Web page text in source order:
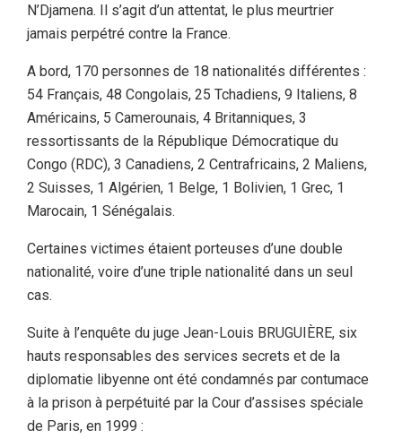
N’Djamena. Il s’agit d’un attentat, le plus meurtrier
jamais perpétré contre la France.
A bord, 170 personnes de 18 nationalités différentes :
54 Français, 48 Congolais, 25 Tchadiens, 9 Italiens, 8
Américains, 5 Camerounais, 4 Britanniques, 3
ressortissants de la République Démocratique du
Congo (RDC), 3 Canadiens, 2 Centrafricains, 2 Maliens,
2 Suisses, 1 Algérien, 1 Belge, 1 Bolivien, 1 Grec, 1
Marocain, 1 Sénégalais.
Certaines victimes étaient porteuses d’une double
nationalité, voire d’une triple nationalité dans un seul
cas.
Suite à l’enquête du juge Jean-Louis BRUGUIÈRE, six
hauts responsables des services secrets et de la
diplomatie libyenne ont été condamnés par contumace
à la prison à perpétuité par la Cour d’assises spéciale
de Paris, en 1999 :